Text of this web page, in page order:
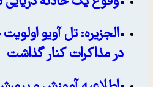
الجزیره: تل آویو
در مذاکرات کنار گذاشت